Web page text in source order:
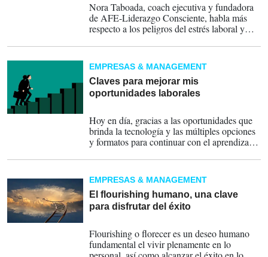
Nora Taboada, coach ejecutiva y fundadora
de AFE-Liderazgo Consciente, habla más
respecto a los peligros del estrés laboral y
EMPRESAS & MANAGEMENT
Claves para mejorar mis
oportunidades laborales
Hoy en día, gracias a las oportunidades que
brinda la tecnología y las múltiples opciones
y formatos para continuar con el aprendizaje,
cumplir con nuestras aspiraciones personales
es mucho más viable.
EMPRESAS & MANAGEMENT
El flourishing humano, una clave
para disfrutar del éxito
Flourishing o florecer es un deseo humano
fundamental el vivir plenamente en lo